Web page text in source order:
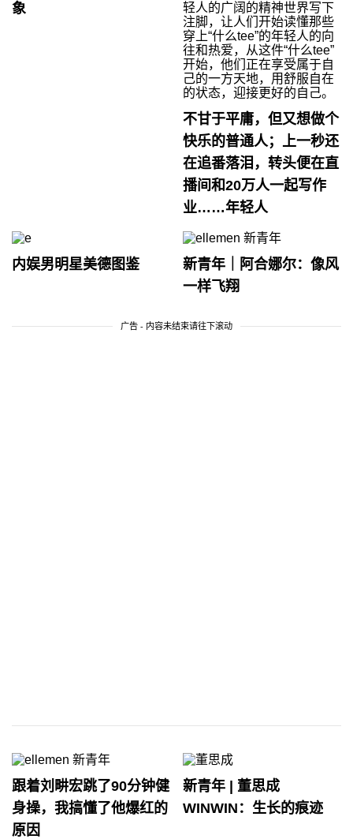
象
不甘于平庸，但又想做个
快乐的普通人；上一秒还
在追番落泪，转头便在直
播间和20万人一起写作
业……年轻人
内娱男明星美德图鉴
新青年｜阿合娜尔：像风
一样飞翔
广告 - 内容未结束请往下滚动
跟着刘畊宏跳了90分钟健
身操，我搞懂了他爆红的
原因
新青年 | 董思成
WINWIN：生长的痕迹